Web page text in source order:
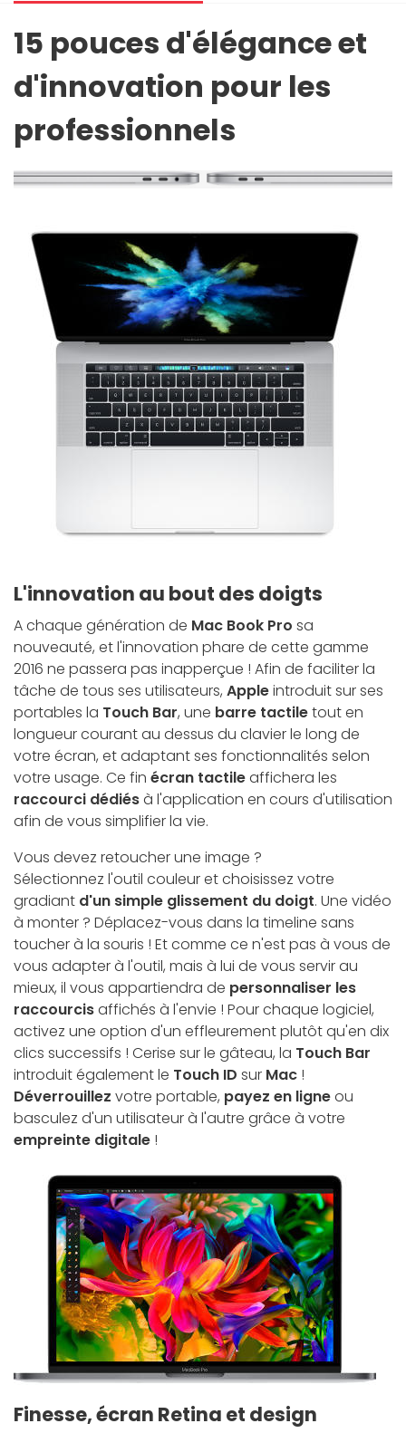
15 pouces d'élégance et
d'innovation pour les
professionnels
L'innovation au bout des doigts
A chaque génération de Mac Book Pro sa
nouveauté, et l'innovation phare de cette gamme
2016 ne passera pas inapperçue ! Afin de faciliter la
tâche de tous ses utilisateurs, Appleintroduit sur ses
portables la Touch Bar, une barre tactiletout en
longueur courant au dessus du clavier le long de
votre écran, et adaptant ses fonctionnalités selon
votre usage. Ce fin écran tactileaffichera les
raccourci dédiésà l'application en cours d'utilisation
afin de vous simplifier la vie.
Vous devez retoucher une image ?
Sélectionnez l'outil couleur et choisissez votre
gradiant d'un simple glissement du doigt. Une vidéo
à monter ? Déplacez-vous dans la timeline sans
toucher à la souris ! Et comme ce n'est pas à vous de
vous adapter à l'outil, mais à lui de vous servir au
mieux, il vous appartiendra de personnaliser les
raccourcisaffichés à l'envie ! Pour chaque logiciel,
activez une option d'un effleurement plutôt qu'en dix
clics successifs ! Cerise sur le gâteau, la Touch Bar
introduit également le Touch ID sur Mac !
Déverrouillez votre portable, payez en ligneou
basculez d'un utilisateur à l'autre grâce à votre
empreinte digitale !
Finesse, écran Retina et design